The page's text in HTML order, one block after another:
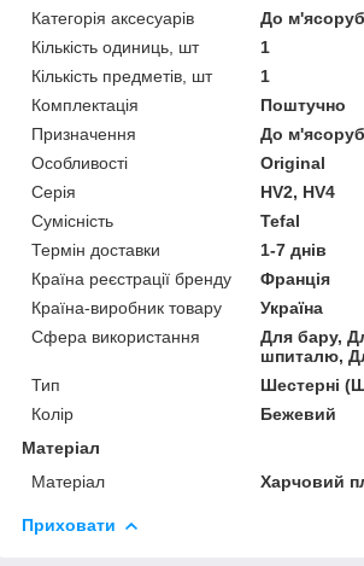
Категорія аксесуарів
До
Кількість одиниць, шт
1
Кількість предметів, шт
1
Комплектація
Поштучно
Призначення
До
Особливості
Original
Серія
HV2, HV4
Сумісність
Tefal
Термін доставки
1-7 днів
Країна реєстрації бренду
Франція
Країна-виробник товару
Україна
Сфера використання
Для бару,
шпиталю,
Тип
Шестерні
Колір
Бежевий
Матеріал
Матеріал
Харчовий
Приховати